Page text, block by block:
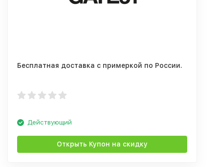
Бесплатная доставка с примеркой по России.
Действующий
Открыть Купон на скидку